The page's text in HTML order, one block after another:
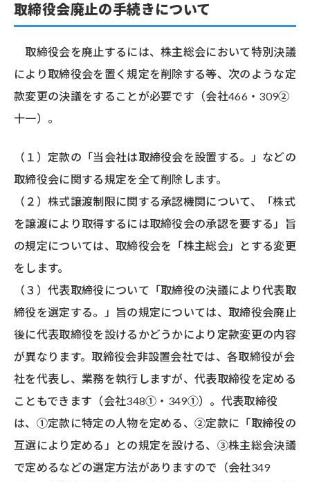
取締役会廃止の手続きについて
取締役会を廃止するには、株主総会において特別決議
により取締役会を置く規定を削除する等、次のような定
款変更の決議をすることが必要です（会社466・309②
十一）。
（１）定款の「当会社は取締役会を設置する。」などの
取締役会に関する規定を全て削除します。
（２）株式譲渡制限に関する承認機関について、「株式
を譲渡により取得するには取締役会の承認を要する」旨
の規定については、取締役会を「株主総会」とする変更
をします。
（３）代表取締役について「取締役の決議により代表取
締役を選定する。」旨の規定については、取締役会廃止
後に代表取締役を設けるかどうかにより定款変更の内容
が異なります。取締役会非設置会社では、各取締役が会
社を代表し、業務を執行しますが、代表取締役を定める
こともできます（会社348①・349①）。代表取締役
は、①定款に特定の人物を定める、②定款に「取締役の
互選により定める」との規定を設ける、③株主総会決議
で定めるなどの選定方法がありますので（会社349